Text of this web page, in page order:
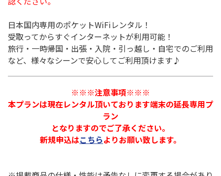
日本国内専用のポケットWiFiレンタル！
受取ってからすぐインターネットが利用可能！
旅行・一時帰国・出張・入院・引っ越し・自宅でのご利用
など、様々なシーンで安心してご利用頂けます♪
※※※注意事項※※※
本プランは現在レンタル頂いております端末の延長専用プ
ラン
となりますのでご了承ください。
新規申込はこちらよりお願い致します。